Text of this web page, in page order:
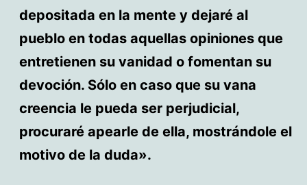
depositada en la mente y dejaré al
pueblo en todas aquellas opiniones que
entretienen su vanidad o fomentan su
devoción. Sólo en caso que su vana
creencia le pueda ser perjudicial,
procuraré apearle de ella, mostrándole el
motivo de la duda».